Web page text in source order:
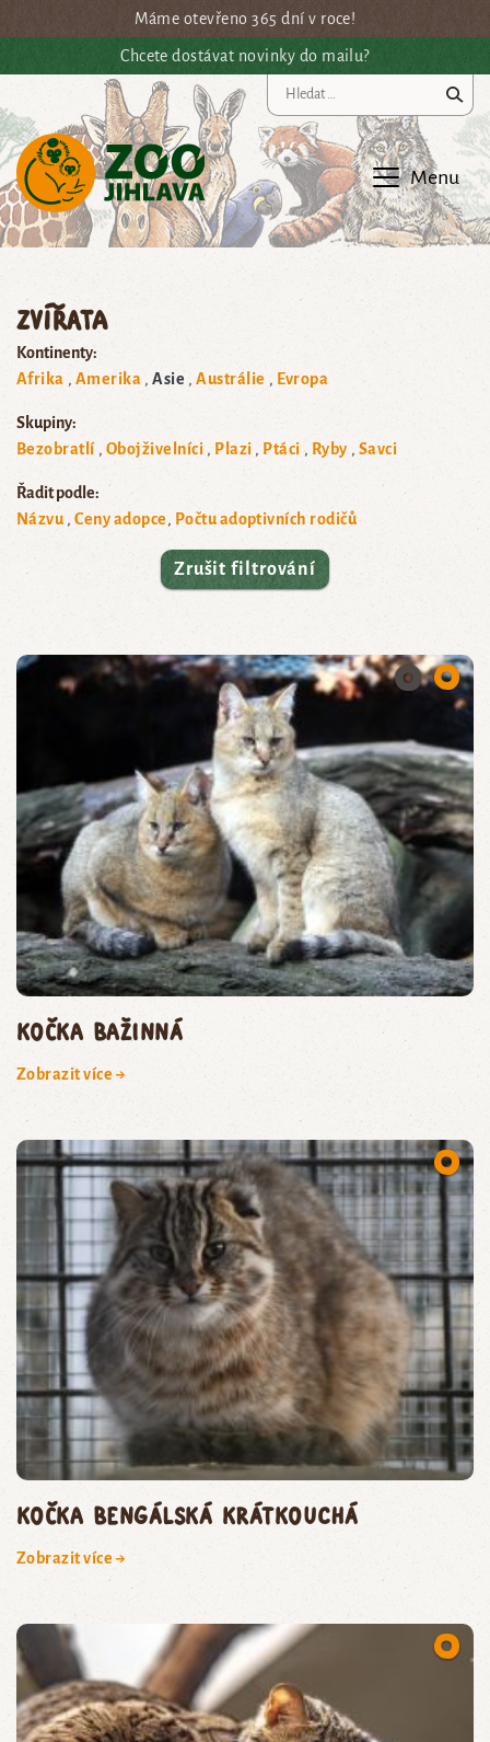
Přejít na hlavní obsahMáme otevřeno 365 dní v roce!
Chcete dostávat novinky do mailu?
Menu
Zvířata
Kontinenty:
Afrika
Amerika Asie Austrálie Evropa
Skupiny:
Bezobratlí
Obojživelníci Plazi Ptáci Ryby Savci
Řadit podle:
Názvu
Ceny adopce Počtu adoptivních rodičů
Zrušit filtrování
kočka bažinná
Zobrazit více →
kočka bengálská krátkouchá
Zobrazit více →